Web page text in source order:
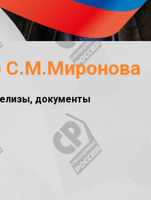
С.М.Миронова
документы